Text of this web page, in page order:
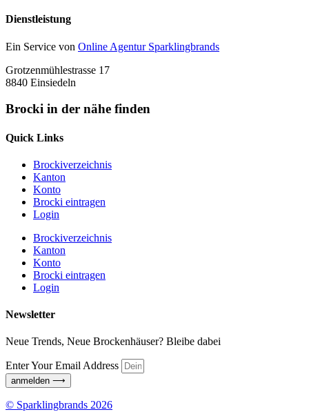
Dienstleistung
Ein Service von Online Agentur Sparklingbrands
Grotzenmühlestrasse 17
8840 Einsiedeln
Brocki in der nähe finden
Quick Links
Brockiverzeichnis
Kanton
Konto
Brocki eintragen
Login
Brockiverzeichnis
Kanton
Konto
Brocki eintragen
Login
Newsletter
Neue Trends, Neue Brockenhäuser? Bleibe dabei
Enter Your Email Address
anmelden ⟶
© Sparklingbrands 2026